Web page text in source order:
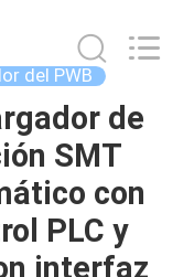
del PWB
de
SMT
con
PLC y
interfaz